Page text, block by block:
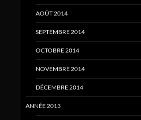
AOÛT 2014
SEPTEMBRE 2014
OCTOBRE 2014
NOVEMBRE 2014
DÉCEMBRE 2014
ANNÉE 2013